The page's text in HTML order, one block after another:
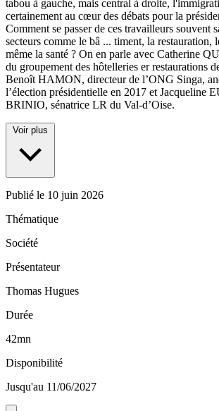
tabou à gauche, mais central à droite,
certainement au cœur des débats pour la
Comment se passer de ces travailleurs souvent
secteurs comme le bâ ... timent, la restauration,
même la santé ? On en parle avec Catherine
du groupement des hôtelleries er restaurations
Benoît HAMON, directeur de l’ONG Singa,
l’élection présidentielle en 2017 et Jacqueline
BRINIO, sénatrice LR du Val-d’Oise.
Voir plus
Publié le 10 juin 2026
Thématique
Société
Présentateur
Thomas Hugues
Durée
42mn
Disponibilité
Jusqu'au 11/06/2027